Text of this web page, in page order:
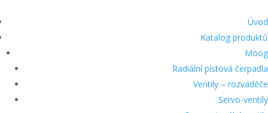
Úvod
Katalog produktů
Moog
Radiální pístová čerpadla
Ventily – rozvaděče
Servo-ventily